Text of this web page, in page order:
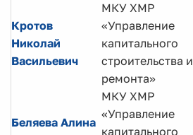
Кротов
Николай
Васильевич
МКУ ХМР
«Управление
капитального
строительства и
ремонта»
Беляева Алина
МКУ ХМР
«Управление
капитального